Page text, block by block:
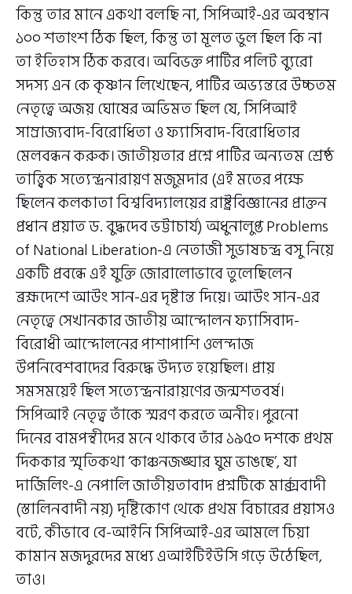
কিন্তু তার মানে একথা বলছি না, সিপিআই-এর অবস্থান
১০০ শতাংশ ঠিক ছিল, কিন্তু তা মূলত ভুল ছিল কি না
তা ইতিহাস ঠিক করবে। অবিভক্ত পার্টির পলিট ব্যুরো
সদস্য এন কে কৃষ্ণান লিখেছেন, পার্টির অভ্যন্তরে উচ্চতম
নেতৃত্বে অজয় ঘোষের অভিমত ছিল যে, সিপিআই
সাম্রাজ্যবাদ-বিরোধিতা ও ফ্যাসিবাদ-বিরোধিতার
মেলবন্ধন করুক। জাতীয়তার প্রশ্নে পার্টির অন্যতম শ্রেষ্ঠ
তাত্ত্বিক সত্যেন্দ্রনারায়ণ মজুমদার (এই মতের পক্ষে
ছিলেন কলকাতা বিশ্ববিদ্যালয়ের রাষ্ট্রবিজ্ঞানের প্রাক্তন
প্রধান প্রয়াত ড. বুদ্ধদেব ভট্টাচার্য) অধুনালুপ্ত Problems
of National Liberation-এ নেতাজী সুভাষচন্দ্র বসু নিয়ে
একটি প্রবন্ধে এই যুক্তি জোরালোভাবে তুলেছিলেন
ব্রহ্মদেশে আউং সান-এর দৃষ্টান্ত দিয়ে। আউং সান-এর
নেতৃত্বে সেখানকার জাতীয় আন্দোলন ফ্যাসিবাদ-
বিরোধী আন্দোলনের পাশাপাশি ওলন্দাজ
উপনিবেশবাদের বিরুদ্ধে উদ্যত হয়েছিল। প্রায়
সমসময়েই ছিল সত্যেন্দ্রনারায়ণের জন্মশতবর্ষ।
সিপিআই নেতৃত্ব তাঁকে স্মরণ করতে অনীহ। পুরনো
দিনের বামপন্থীদের মনে থাকবে তাঁর ১৯৫০ দশকে প্রথম
দিককার স্মৃতিকথা ‘কাঞ্চনজঙ্ঘার ঘুম ভাঙছে’, যা
দার্জিলিং-এ নেপালি জাতীয়তাবাদ প্রশ্নটিকে মার্ক্সবাদী
(স্তালিনবাদী নয়) দৃষ্টিকোণ থেকে প্রথম বিচারের প্রয়াসও
বটে, কীভাবে বে-আইনি সিপিআই-এর আমলে চিয়া
কামান মজদুরদের মধ্যে এআইটিইউসি গড়ে উঠেছিল,
তাও।